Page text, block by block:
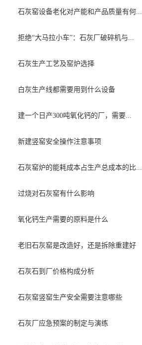
石灰窑设备老化对产能和产品质量有何...
拒绝“大马拉小车”：石灰厂破碎机与...
石灰生产工艺及窑炉选择
白灰生产线都需要用到什么设备
建一个日产300吨氧化钙的厂，需要...
新建竖窑安全操作注意事项
石灰窑炉的能耗成本占生产总成本的比...
过烧对石灰窑有什么影响
氧化钙生产需要的原料是什么
老旧石灰窑是改造好，还是拆除重建好
石灰石到厂价格构成分析
石灰窑竖窑生产安全需要注意哪些
石灰厂应急预案的制定与演练